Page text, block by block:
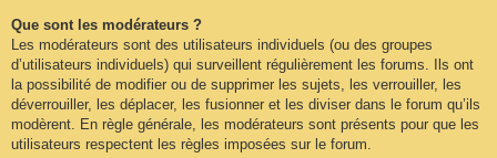
Que sont les modérateurs ?
Les modérateurs sont des utilisateurs individuels (ou des groupes
d’utilisateurs individuels) qui surveillent régulièrement les forums. Ils ont
la possibilité de modifier ou de supprimer les sujets, les verrouiller, les
déverrouiller, les déplacer, les fusionner et les diviser dans le forum qu’ils
modèrent. En règle générale, les modérateurs sont présents pour que les
utilisateurs respectent les règles imposées sur le forum.